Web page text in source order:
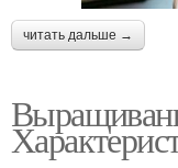
читать дальше →